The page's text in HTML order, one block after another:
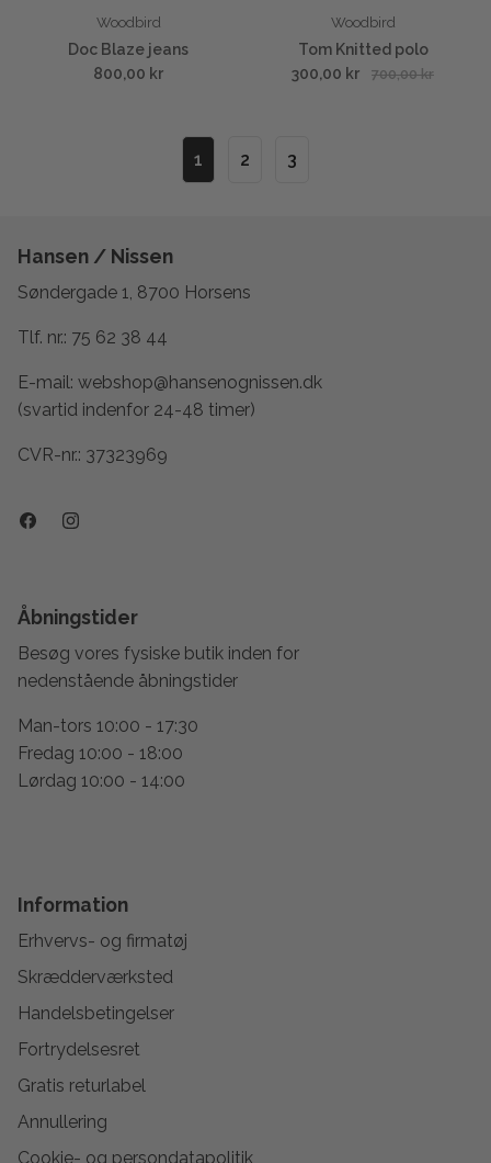
Woodbird
Doc Blaze jeans
800,00 kr
Woodbird
Tom Knitted polo
300,00 kr
700,00 kr
1 2 3
Hansen / Nissen
Søndergade 1, 8700 Horsens
Tlf. nr.: 75 62 38 44
E-mail: webshop@hansenognissen.dk
(svartid indenfor 24-48 timer)
CVR-nr.: 37323969
Åbningstider
Besøg vores fysiske butik inden for
nedenstående åbningstider
Man-tors 10:00 - 17:30
Fredag 10:00 - 18:00
Lørdag 10:00 - 14:00
Information
Erhvervs- og firmatøj
Skrædderværksted
Handelsbetingelser
Fortrydelsesret
Gratis returlabel
Annullering
Cookie- og persondatapolitik